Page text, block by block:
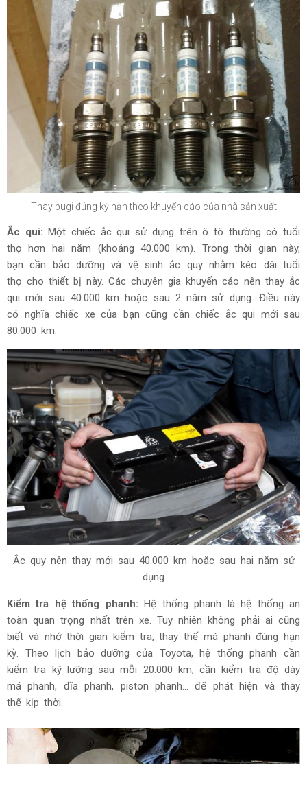
Thay bugi đúng kỳ hạn theo khuyến cáo của nhà sản xuất
Ắc qui: Một chiếc ắc qui sử dụng trên ô tô thường có tuổi
thọ hơn hai năm (khoảng 40.000 km). Trong thời gian này,
bạn cần bảo dưỡng và vệ sinh ắc quy nhằm kéo dài tuổi
thọ cho thiết bị này. Các chuyên gia khuyến cáo nên thay ắc
qui mới sau 40.000 km hoặc sau 2 năm sử dụng. Điều này
có nghĩa chiếc xe của bạn cũng cần chiếc ắc qui mới sau
80.000 km.
Ắc quy nên thay mới sau 40.000 km hoặc sau hai năm sử
dụng
Kiểm tra hệ thống phanh: Hệ thống phanh là hệ thống an
toàn quan trọng nhất trên xe. Tuy nhiên không phải ai cũng
biết và nhớ thời gian kiểm tra, thay thế má phanh đúng hạn
kỳ. Theo lịch bảo dưỡng của Toyota, hệ thống phanh cần
kiểm tra kỹ lưỡng sau mỗi 20.000 km, cần kiểm tra độ dày
má phanh, đĩa phanh, piston phanh... để phát hiện và thay
thế kịp thời.